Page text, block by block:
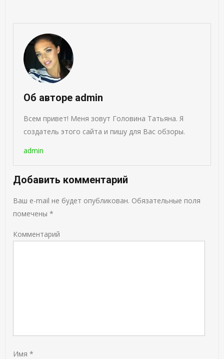
Об авторе admin
Всем привет! Меня зовут Головина Татьяна. Я
создатель этого сайта и пишу для Вас обзоры.
admin
Добавить комментарий
Ваш e-mail не будет опубликован. Обязательные поля
помечены*
Комментарий
Имя*